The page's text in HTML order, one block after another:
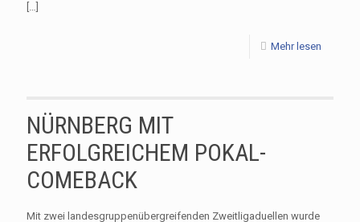
[…]
Mehr lesen
NÜRNBERG MIT
ERFOLGREICHEM POKAL-
COMEBACK
Mit zwei landesgruppenübergreifenden Zweitligaduellen wurde